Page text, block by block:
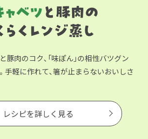
豚肉のコク、「味ぽん」の相性バツグン
手軽に作れて、箸が止まらないおいしさ
レシピを詳しく見る